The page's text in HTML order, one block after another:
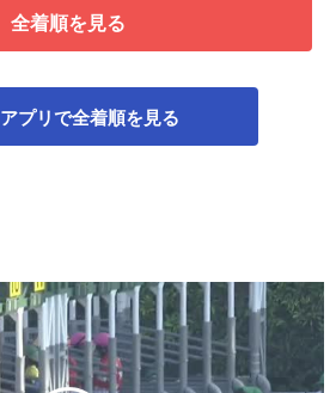
全着順を見る
アプリで全着順を見る